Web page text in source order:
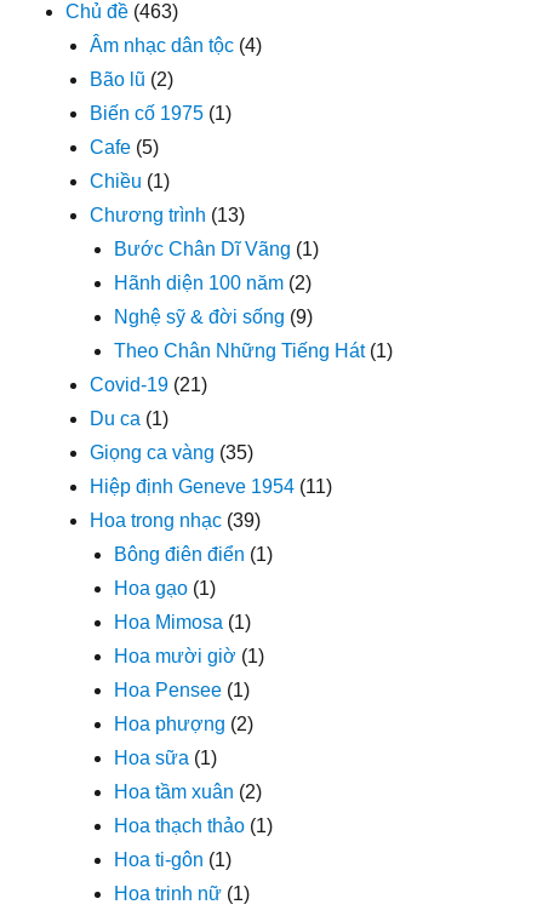
Chủ đề (463)
Âm nhạc dân tộc (4)
Bão lũ (2)
Biến cố 1975 (1)
Cafe (5)
Chiều (1)
Chương trình (13)
Bước Chân Dĩ Vãng (1)
Hãnh diện 100 năm (2)
Nghệ sỹ & đời sống (9)
Theo Chân Những Tiếng Hát(1)
Covid-19 (21)
Du ca (1)
Giọng ca vàng (35)
Hiệp định Geneve 1954 (11)
Hoa trong nhạc (39)
Bông điên điển (1)
Hoa gạo (1)
Hoa Mimosa (1)
Hoa mười giờ (1)
Hoa Pensee (1)
Hoa phượng (2)
Hoa sữa (1)
Hoa tầm xuân (2)
Hoa thạch thảo (1)
Hoa ti-gôn (1)
Hoa trinh nữ (1)